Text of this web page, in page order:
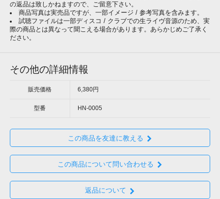
の返品は致しかねますので、ご留意下さい。
商品写真は実売品ですが、一部イメージ / 参考写真を含みます。
試聴ファイルは一部ディスコ / クラブでの生ライヴ音源のため、実
際の商品とは異なって聞こえる場合があります。あらかじめご了承く
ださい。
その他の詳細情報
販売価格 6,380円
型番 HN-0005
この商品を友達に教える
この商品について問い合わせる
返品について